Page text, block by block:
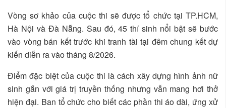
Vòng sơ khảo của cuộc thi sẽ được tổ chức tại TP.HCM,
Hà Nội và Đà Nẵng. Sau đó, 45 thí sinh nổi bật sẽ bước
vào vòng bán kết trước khi tranh tài tại đêm chung kết dự
kiến diễn ra vào tháng 8/2026.
Điểm đặc biệt của cuộc thi là cách xây dựng hình ảnh nữ
sinh gắn với giá trị truyền thống nhưng vẫn mang hơi thở
hiện đại. Ban tổ chức cho biết các phần thi áo dài, ứng xử